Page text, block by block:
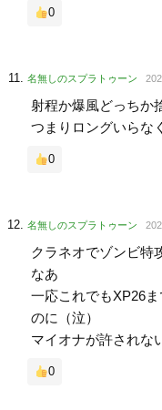
0
名無しのスプラトゥーン
射程か爆風どっちか
つまりロングいらな
0
名無しのスプラトゥーン
クラネオでゾンビ特
なあ
一応これでもXP26
のに（泣）
マイオナが許され
0